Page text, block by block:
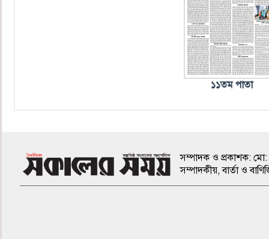
১১তম পাতা
সম্পাদক ও প্রকাশক: মো:
সম্পাদকীয়, বার্তা ও